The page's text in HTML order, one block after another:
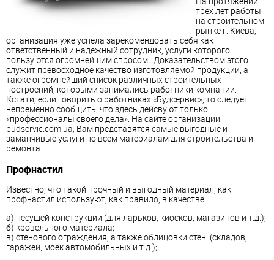
трех лет работы
на строительном
рынке г. Киева,
организация уже успела зарекомендовать себя как
ответственный и надежный сотрудник, услуги которого
пользуются огромнейшим спросом. Доказательством этого
служит превосходное качество изготовляемой продукции, а
также огромнейший список различных строительных
построений, которыми занимались работники компании.
Кстати, если говорить о работниках «Будсервис», то следует
непременно сообщить, что здесь дейсвуют только
«профессионалы своего дела». На сайте организации
budservic.com.ua, Вам представятся самые выгодные и
заманчивые услуги по всем материалам для строительства и
ремонта.
Профнастил
Известно, что такой прочный и выгодный материал, как
профнастил используют, как правило, в качестве:
а) несущей конструкции (для ларьков, киосков, магазинов и т.д.);
б) кровельного материала;
в) стенового ограждения, а также облицовки стен: (складов,
гаражей, моек автомобильных и т.д.);